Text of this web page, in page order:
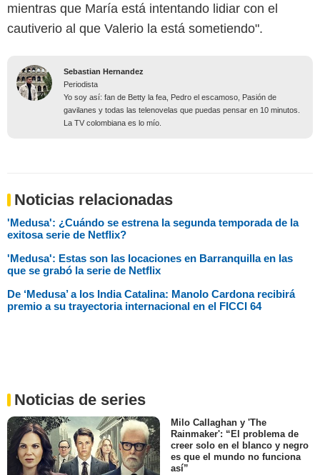
mientras que María está intentando lidiar con el
cautiverio al que Valerio la está sometiendo".
Sebastian Hernandez
Periodista
Yo soy así: fan de Betty la fea, Pedro el escamoso, Pasión de
gavilanes y todas las telenovelas que puedas pensar en 10 minutos.
La TV colombiana es lo mío.
Noticias relacionadas
'Medusa': ¿Cuándo se estrena la segunda temporada de la
exitosa serie de Netflix?
'Medusa': Estas son las locaciones en Barranquilla en las
que se grabó la serie de Netflix
De ‘Medusa’ a los India Catalina: Manolo Cardona recibirá
premio a su trayectoria internacional en el FICCI 64
Noticias de series
Milo Callaghan y 'The
Rainmaker': “El problema de
creer solo en el blanco y negro
es que el mundo no funciona
así”